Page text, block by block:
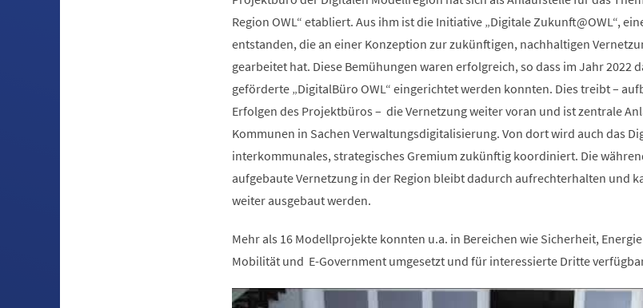
Region OWL“ etabliert. Aus ihm ist die Initiative „Digitale Zukunft@OWL“,
entstanden, die an einer Konzeption zur zukünftigen, nachhaltigen
gearbeitet hat. Diese Bemühungen waren erfolgreich, so dass im Jahr 2022
geförderte „DigitalBüro OWL“ eingerichtet werden konnten. Dies treibt –
Erfolgen des Projektbüros – die Vernetzung weiter voran und ist zentrale
Kommunen in Sachen Verwaltungsdigitalisierung. Von dort wird auch das
interkommunales, strategisches Gremium zukünftig koordiniert. Die
aufgebaute Vernetzung in der Region bleibt dadurch aufrechterhalten und
weiter ausgebaut werden.
Mehr als 16 Modellprojekte konnten u.a. in Bereichen wie Sicherheit,
Mobilität und E-Government umgesetzt und für interessierte Dritte